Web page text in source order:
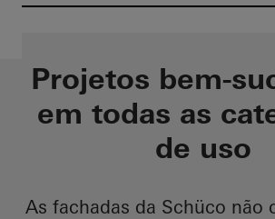
Projetos bem-
em todas as
de uso
As fachadas da Schüco não